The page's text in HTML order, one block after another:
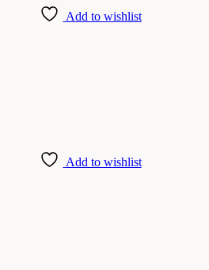
Add to wishlist
Add to wishlist